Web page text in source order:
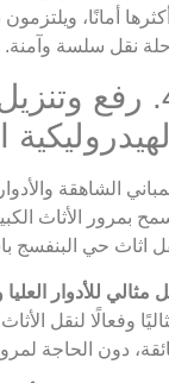
أمانًا،
نقل سلسة وآمنة.
4. رفع
الشاهقة
بمرور الأثاث
اثاث حي البنفسج
مثالي للأدوار
وفعالًا لنقل
دون الحاجة